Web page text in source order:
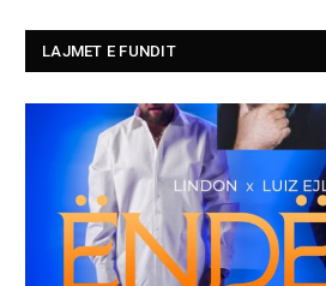
LAJMET E FUNDIT